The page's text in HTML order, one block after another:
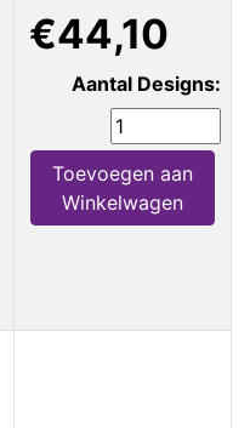
€44,10
Aantal Designs:
Toevoegen aan
Winkelwagen